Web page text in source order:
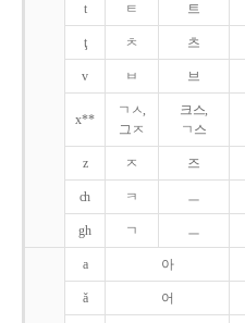
t ㅌ 트
ţ ㅊ 츠
v ㅂ 브
x**
ㄱㅅ,
그ㅈ
크스,
ㄱ스
z ㅈ 즈
ch ㅋ ㅡ
gh ㄱ ㅡ
a 아
ǎ 어